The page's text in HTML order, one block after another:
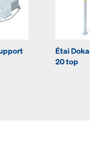
Étai
20 top